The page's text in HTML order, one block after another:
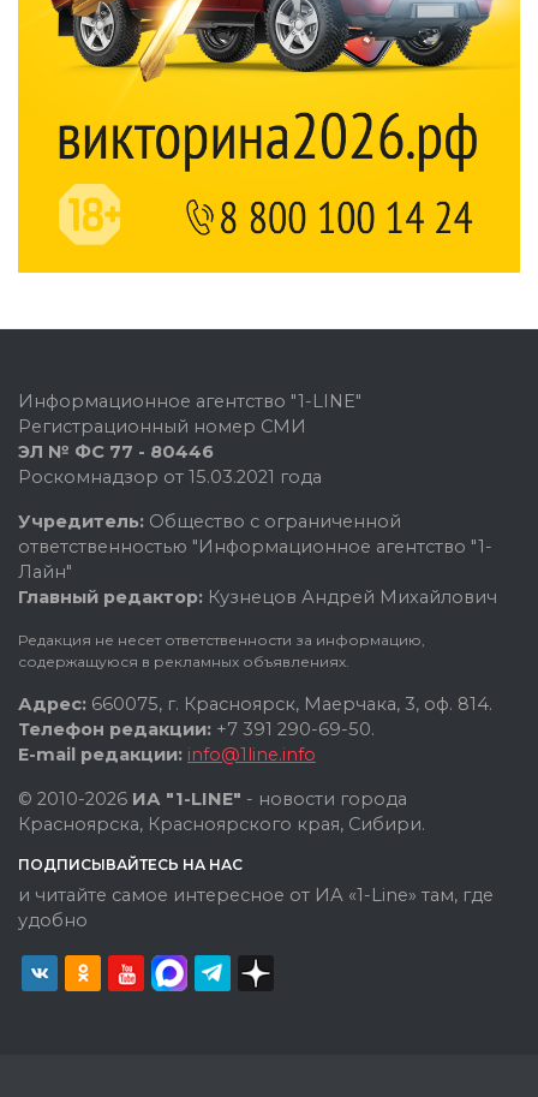
Информационное агентство "1-LINE"
Регистрационный номер СМИ
ЭЛ № ФС 77 - 80446
Роскомнадзор от 15.03.2021 года
Учредитель: Общество с ограниченной
ответственностью "Информационное агентство "1-
Лайн"
Главный редактор: Кузнецов Андрей Михайлович
Редакция не несет ответственности за информацию,
содержащуюся в рекламных объявлениях.
Адрес: 660075, г. Красноярск, Маерчака, 3, оф. 814.
Телефон редакции: +7 391 290-69-50.
E-mail редакции: info@1line.info
© 2010-2026 ИА "1-LINE" - новости города
Красноярска, Красноярского края, Сибири.
ПОДПИСЫВАЙТЕСЬ НА НАС
и читайте самое интересное от ИА «1-Line» там, где
удобно